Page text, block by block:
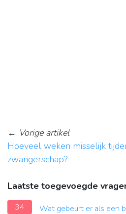
← Vorige artikel
Hoeveel weken misselijk
zwangerschap?
Laatste toegevoegde
34
Wat gebeurt er als een